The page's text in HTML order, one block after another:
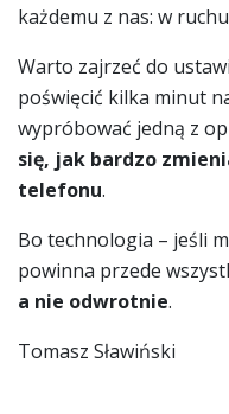
każdemu z nas: w
Warto zajrzeć do
poświęcić kilka minut
wypróbować jedną z
się, jak bardzo
telefonu.
Bo technologia – jeśli
powinna przede
a nie odwrotnie.
Tomasz Sławiński